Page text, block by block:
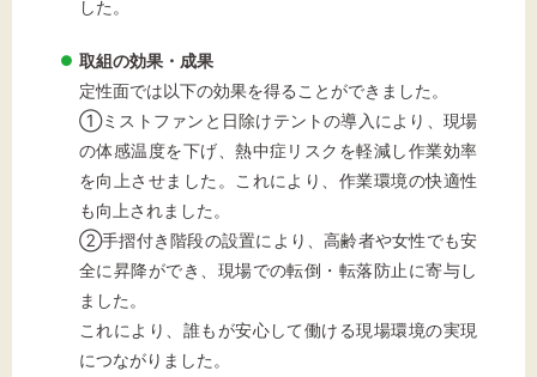
した。
取組の効果・成果
定性面では以下の効果を得ることができました。
①ミストファンと日除けテントの導入により、現場
の体感温度を下げ、熱中症リスクを軽減し作業効率
を向上させました。これにより、作業環境の快適性
も向上されました。
②手摺付き階段の設置により、高齢者や女性でも安
全に昇降ができ、現場での転倒・転落防止に寄与し
ました。
これにより、誰もが安心して働ける現場環境の実現
につながりました。